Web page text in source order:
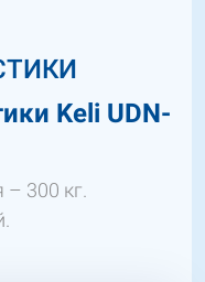
Keli UDN-
300 кг.